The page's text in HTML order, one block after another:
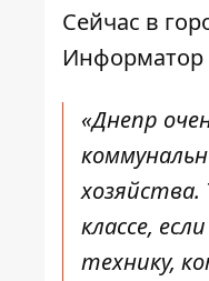
Сейчас в
Информатор
«Днепр
классе,
технику,